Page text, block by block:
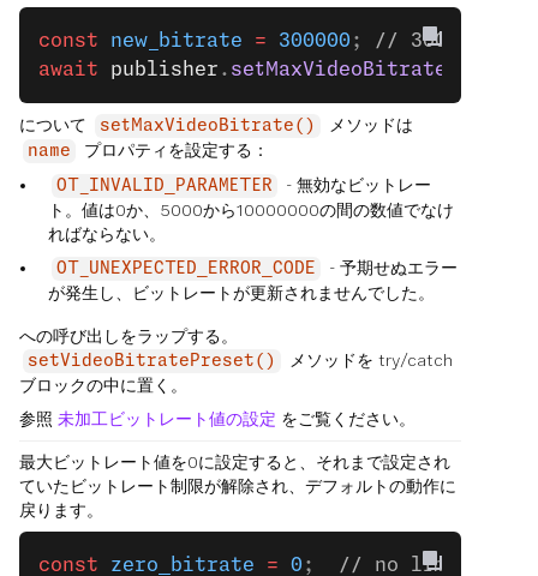
const new_bitrate = 300000 ;
// 300 kbps
await publisher . setMaxVideoBitrate
について setMaxVideoBitrate() メソッドは
name プロパティを設定する：
OT_INVALID_PARAMETER
- 無効なビットレー
ト。値は0か、5000から10000000の間の数値でなけ
ればならない。
OT_UNEXPECTED_ERROR_CODE
- 予期せぬエラー
が発生し、ビットレートが更新されませんでした。
への呼び出しをラップする。
setVideoBitratePreset()
メソッドを try/catch
ブロックの中に置く。
参照 未加工ビットレート値の設定 をご覧ください。
最大ビットレート値を0に設定すると、それまで設定され
ていたビットレート制限が解除され、デフォルトの動作に
戻ります。
const zero_bitrate = 0 ;
// no